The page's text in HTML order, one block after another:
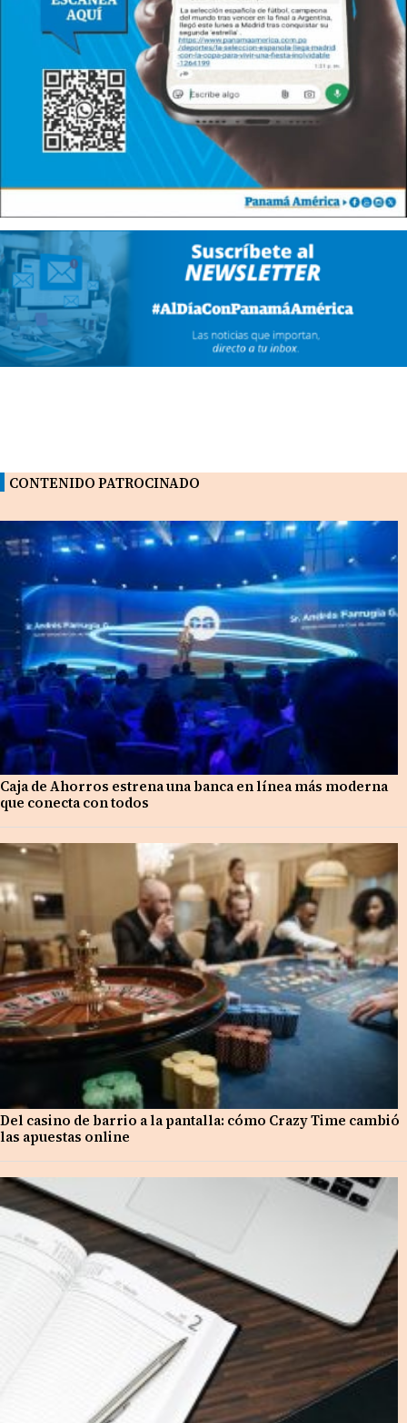
CONTENIDO PATROCINADO
Caja de Ahorros estrena una banca en línea más moderna
que conecta con todos
Del casino de barrio a la pantalla: cómo Crazy Time cambió
las apuestas online